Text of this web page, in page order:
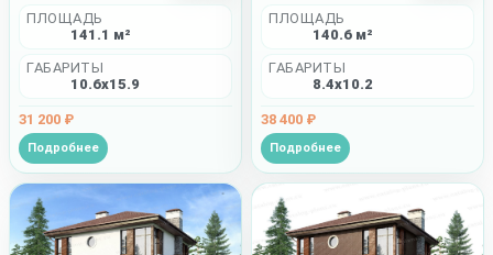
ПЛОЩАДЬ
141.1 м²
ГАБАРИТЫ
10.6x15.9
31 200 ₽
Подробнее
ПЛОЩАДЬ
140.6 м²
ГАБАРИТЫ
8.4x10.2
38 400 ₽
Подробнее